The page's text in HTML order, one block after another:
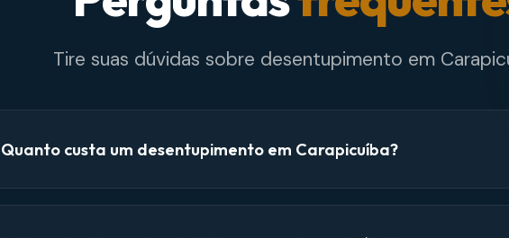
Tire suas dúvidas sobre desentupimento em
Quanto custa um desentupimento em Carapicuíba?